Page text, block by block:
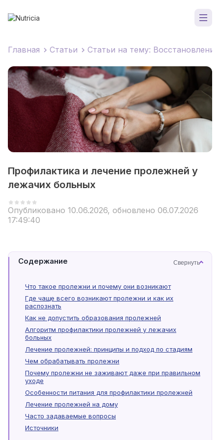
Главная Статьи Статьи на тему:
Профилактика и лечение пролежней у
лежачих больных
Опубликовано 10.06.2026, обновлено 06.07.2026
17:49:40
Содержание Свернуть
Что такое пролежни и почему они возникают
Где чаще всего возникают пролежни и как их
распознать
Как не допустить образования пролежней
Алгоритм профилактики пролежней у лежачих
больных
Лечение пролежней: принципы и подход по стадиям
Чем обрабатывать пролежни
Почему пролежни не заживают даже при правильном
уходе
Особенности питания для профилактики пролежней
Лечение пролежней на дому
Часто задаваемые вопросы
Источники